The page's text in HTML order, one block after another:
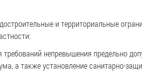
и территориальные
непревышения предельно
а также установление санитарно-